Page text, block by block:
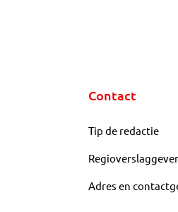
Contact
Tip de redactie
Adres en